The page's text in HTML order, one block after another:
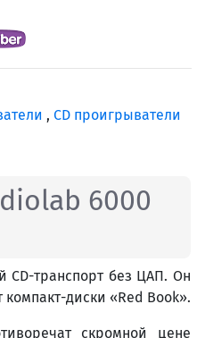
, CD проигрыватели
6000
CD-транспорт без ЦАП. Он
компакт-диски «Red Book».
скромной цене